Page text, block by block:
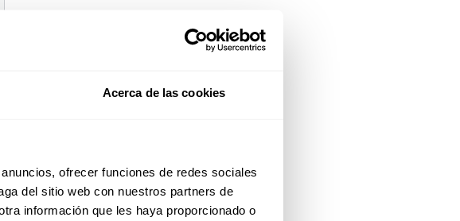
Acerca de las cookies
ofrecer funciones de redes sociales
del sitio web con nuestros partners de
información que les haya proporcionado o